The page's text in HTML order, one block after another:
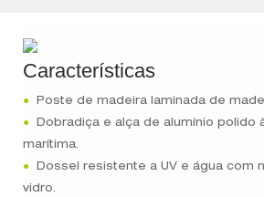
Características
●
Poste de madeira laminada de
●
Dobradiça e alça de alumínio polido
marítima.
●
Dossel resistente a UV e água com
vidro.